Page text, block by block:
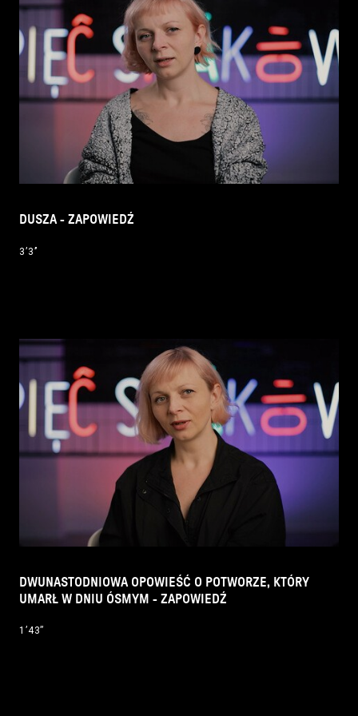
DUSZA - ZAPOWIEDŹ
3’3’’
DWUNASTODNIOWA OPOWIEŚĆ O POTWORZE, KTÓRY
UMARŁ W DNIU ÓSMYM - ZAPOWIEDŹ
1’43’’